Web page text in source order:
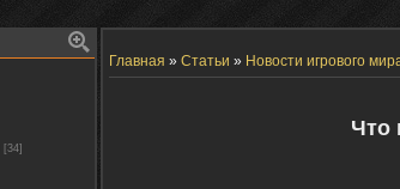
[34]
Главная » Статьи » Новости игрового
Что